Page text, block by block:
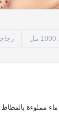
ماء مملوءة